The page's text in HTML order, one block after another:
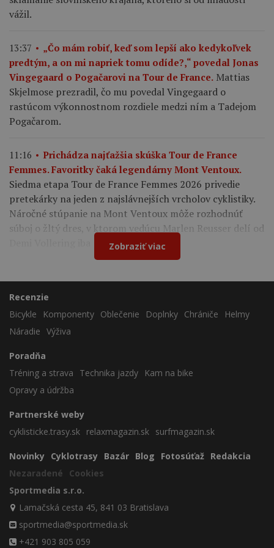
vážil.
13:37
„Čo mám robiť, keď som lepší ako kedykoľvek
predtým, a on mi napriek tomu odíde?,“ povedal Jonas
Vingegaard o Pogačarovi na Tour de France. Mattias
Skjelmose prezradil, čo mu povedal Vingegaard o
rastúcom výkonnostnom rozdiele medzi ním a Tadejom
Pogačarom.
11:16
Prichádza najťažšia skúška Tour de France
Femmes. Favoritky čaká legendárny Mont Ventoux.
Siedma etapa Tour de France Femmes 2026 privedie
pretekárky na jeden z najslávnejších vrcholov cyklistiky.
Náročné stúpanie na Mont Ventoux môže rozhodnúť
súboj o žltý dres, v ktorom vedúcu Marlen Reusser delí od
Demi Vollering iba 12 sekúnd.
Zobraziť viac
Recenzie
Bicykle
Komponenty Oblečenie Doplnky Chrániče
Helmy
Náradie Výživa
Poradňa
Tréning a strava
Technika jazdy
Kam na bike
Opravy a údržba
Partnerské weby
cyklisticke.trasy.sk relaxmagazin.sk surfmagazin.sk
Novinky Cyklotrasy Bazár Blog Fotosúťaž Redakcia
Nezaradené
Cookies
Sportmedia s.r.o.
Lamačská cesta 45, 841 03 Bratislava
sportmedia@sportmedia.sk
+421 903 805 059